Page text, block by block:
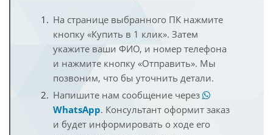
На странице выбранного ПК нажмите
кнопку «Купить в 1 клик». Затем
укажите ваши ФИО, и номер телефона
и нажмите кнопку «Отправить». Мы
позвоним, что бы уточнить детали.
Напишите нам сообщение через
WhatsApp. Консультант оформит заказ
и будет информировать о ходе его